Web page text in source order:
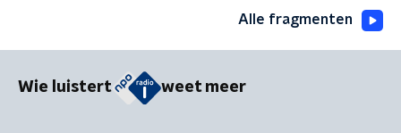
Alle fragmenten
Wie luistert weet meer